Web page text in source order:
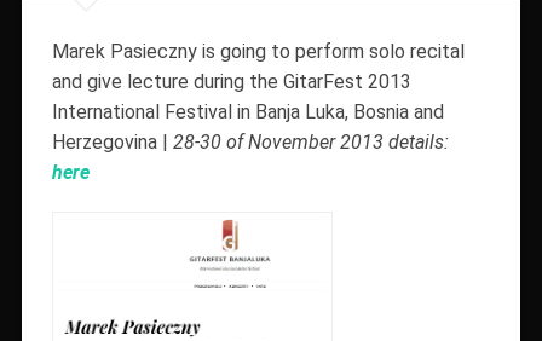
Marek Pasieczny is going to perform solo recital
and give lecture during the GitarFest 2013
International Festival in Banja Luka, Bosnia and
Herzegovina | 28-30 of November 2013 details:
here